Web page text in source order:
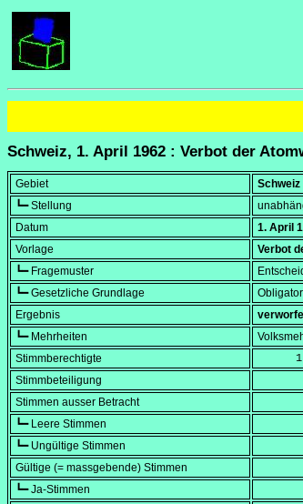
Schweiz, 1. April 1962 : Verbot der
Gebiet
Schweiz
┗━ Stellung
Datum
1. April
Vorlage
Verbot
┗━ Fragemuster
┗━ Gesetzliche Grundlage
Ergebnis
┗━ Mehrheiten
Stimmberechtigte
Stimmbeteiligung
Stimmen ausser Betracht
┗━ Leere Stimmen
┗━ Ungültige Stimmen
Gültige (= massgebende) Stimmen
┗━ Ja-Stimmen